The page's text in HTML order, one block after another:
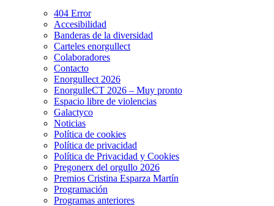
404 Error
Accesibilidad
Banderas de la diversidad
Carteles enorgullect
Colaboradores
Contacto
Enorgullect 2026
EnorgulleCT 2026 – Muy pronto
Espacio libre de violencias
Galactyco
Noticias
Política de cookies
Política de privacidad
Política de Privacidad y Cookies
Pregonerx del orgullo 2026
Premios Cristina Esparza Martín
Programación
Programas anteriores